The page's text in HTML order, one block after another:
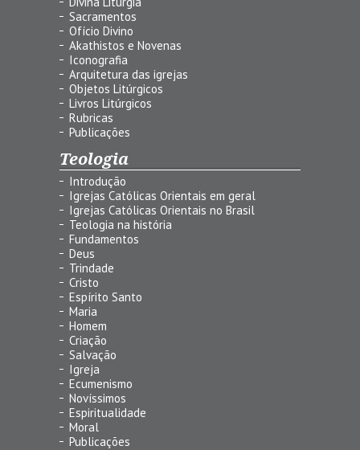
Sacramentos
Ofício Divino
Akathistos e Novenas
Iconografia
Arquitetura das igrejas
Objetos Litúrgicos
Livros Litúrgicos
Rubricas
Publicações
Teologia
Introdução
Igrejas Católicas Orientais em geral
Igrejas Católicas Orientais no Brasil
Teologia na história
Fundamentos
Deus
Trindade
Cristo
Espírito Santo
Maria
Homem
Criação
Salvação
Igreja
Ecumenismo
Novíssimos
Espiritualidade
Moral
Publicações